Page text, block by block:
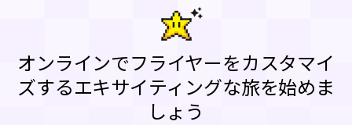
オンラインでフライヤーをカスタマイ
ズするエキサイティングな旅を始めま
しょう